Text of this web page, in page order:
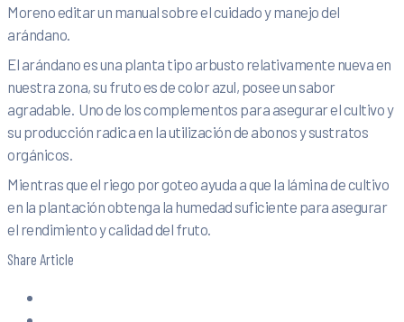
Moreno editar un manual sobre el cuidado y manejo del
arándano.
El arándano es una planta tipo arbusto relativamente nueva en
nuestra zona, su fruto es de color azul, posee un sabor
agradable. Uno de los complementos para asegurar el cultivo y
su producción radica en la utilización de abonos y sustratos
orgánicos.
Mientras que el riego por goteo ayuda a que la lámina de cultivo
en la plantación obtenga la humedad suficiente para asegurar
el rendimiento y calidad del fruto.
Share Article